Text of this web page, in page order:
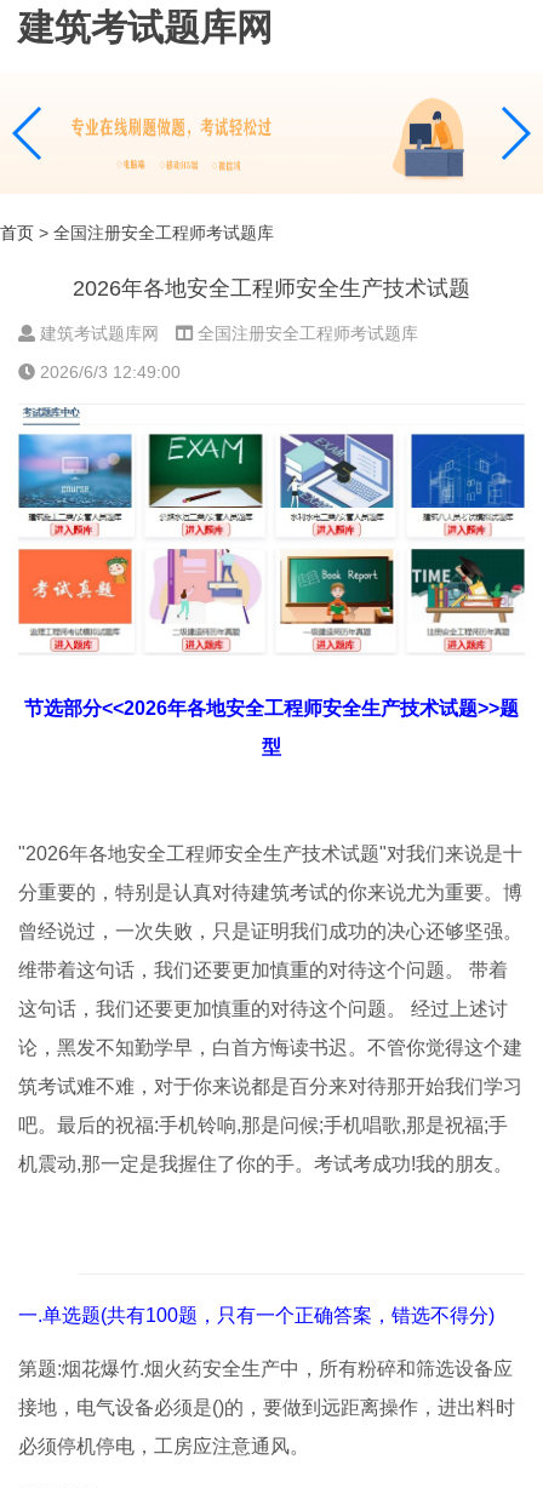
建筑考试题库网
首页 > 全国注册安全工程师考试题库
2026年各地安全工程师安全生产技术试题
建筑考试题库网
全国注册安全工程师考试题库
2026/6/3 12:49:00
节选部分<<2026年各地安全工程师安全生产技术试题>>题
型
"2026年各地安全工程师安全生产技术试题"对我们来说是十
分重要的，特别是认真对待建筑考试的你来说尤为重要。博
曾经说过，一次失败，只是证明我们成功的决心还够坚强。
维带着这句话，我们还要更加慎重的对待这个问题。 带着
这句话，我们还要更加慎重的对待这个问题。 经过上述讨
论，黑发不知勤学早，白首方悔读书迟。不管你觉得这个建
筑考试难不难，对于你来说都是百分来对待那开始我们学习
吧。最后的祝福:手机铃响,那是问候;手机唱歌,那是祝福;手
机震动,那一定是我握住了你的手。考试考成功!我的朋友。
一.单选题(共有100题，只有一个正确答案，错选不得分)
第题:烟花爆竹.烟火药安全生产中，所有粉碎和筛选设备应
接地，电气设备必须是()的，要做到远距离操作，进出料时
必须停机停电，工房应注意通风。